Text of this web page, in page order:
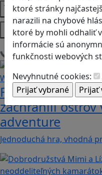
ktoré stránky
narazili na chybové
ktoré by mohli odhaliť
informácie sú
funkčnosti webových
Nevyhnutné cookies:
Témy
Platformy
Načítam blogy
Fotografujte
zachránili ostrov
adventure
Jednoduchá hra, vhodná